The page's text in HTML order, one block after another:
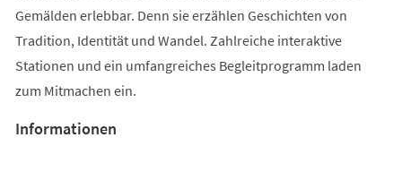
Gemälden erlebbar. Denn sie erzählen Geschichten von
Tradition, Identität und Wandel. Zahlreiche interaktive
Stationen und ein umfangreiches Begleitprogramm laden
zum Mitmachen ein.
Informationen